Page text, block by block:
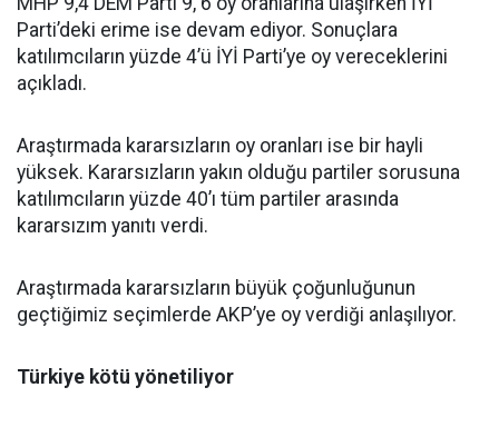
Parti’deki erime ise devam ediyor. Sonuçlara
katılımcıların yüzde 4’ü İYİ Parti’ye oy vereceklerini
açıkladı.
Araştırmada kararsızların oy oranları ise bir hayli
yüksek. Kararsızların yakın olduğu partiler sorusuna
katılımcıların yüzde 40’ı tüm partiler arasında
kararsızım yanıtı verdi.
Araştırmada kararsızların büyük çoğunluğunun
geçtiğimiz seçimlerde AKP’ye oy verdiği anlaşılıyor.
Türkiye kötü yönetiliyor